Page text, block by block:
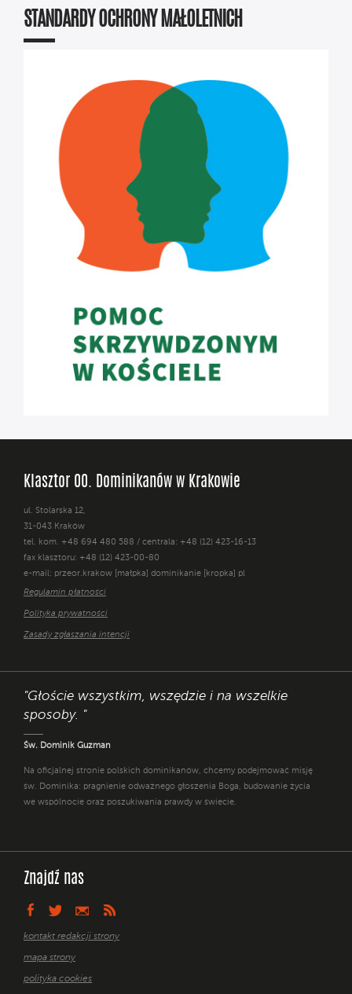
STANDARDY OCHRONY MAŁOLETNICH
Klasztor OO. Dominikanów w Krakowie
ul. Stolarska 12,
31-043 Kraków
tel. kom. +48 694 480 588 / centrala: +48 (12) 423-16-13
fax klasztoru: +48 (12) 423-00-80
e-mail: przeor.krakow [małpka] dominikanie [kropka] pl
Regulamin płatności
Polityka prywatności
Zasady zgłaszania intencji
"Głoście wszystkim, wszędzie i na wszelkie
sposoby. "
Św. Dominik Guzman
Na oficjalnej stronie polskich dominikanów, chcemy podejmować misję
św. Dominika: pragnienie odważnego głoszenia Boga, budowanie życia
we wspólnocie oraz poszukiwania prawdy w świecie.
Znajdź nas
kontakt redakcji strony
mapa strony
polityka cookies